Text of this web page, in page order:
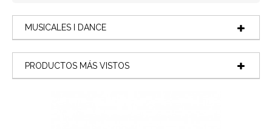
MUSICALES I DANCE
PRODUCTOS MÁS VISTOS